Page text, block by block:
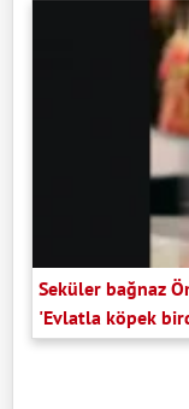
Seküler bağnaz
'Evlatla köpek